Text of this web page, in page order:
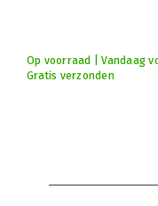
Op voorraad | Vandaag
Gratis verzonden